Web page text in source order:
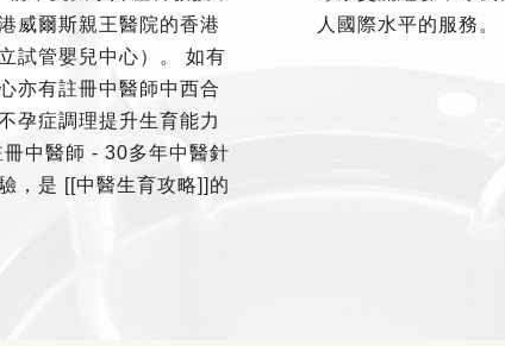
威爾斯親王醫院的香港
試管嬰兒中心）。 如有
亦有註冊中醫師中西合
孕症調理提升生育能力
冊中醫師 - 30多年中醫針
，是 [[中醫生育攻略]]的
人國際水平的服務。